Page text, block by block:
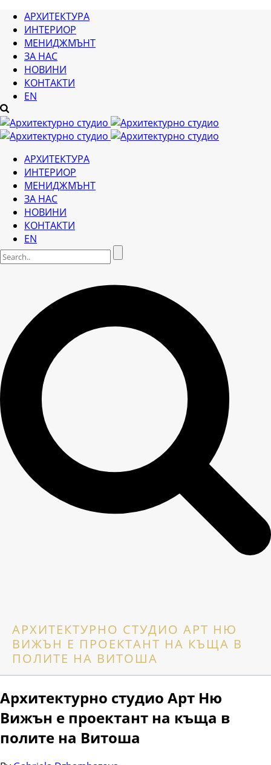
АРХИТЕКТУРА
ИНТЕРИОР
МЕНИДЖМЪНТ
ЗА НАС
НОВИНИ
КОНТАКТИ
EN
АРХИТЕКТУРА
ИНТЕРИОР
МЕНИДЖМЪНТ
ЗА НАС
НОВИНИ
КОНТАКТИ
EN
АРХИТЕКТУРНО СТУДИО АРТ НЮ
ВИЖЪН Е ПРОЕКТАНТ НА КЪЩА В
ПОЛИТЕ НА ВИТОША
Архитектурно студио Арт Ню
Вижън е проектант на къща в
полите на Витоша